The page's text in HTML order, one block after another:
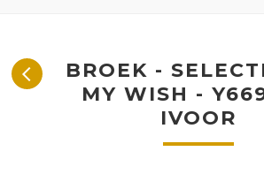
BROEK -
MY WISH -
IVOOR